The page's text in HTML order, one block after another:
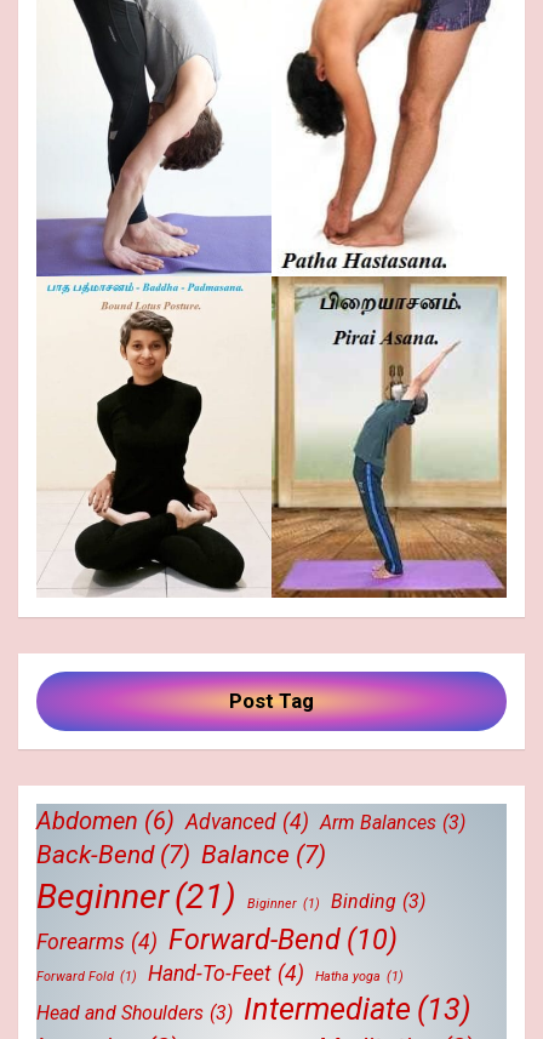
Post Tag
Abdomen (6) Advanced (4) Arm Balances (3)
Back-Bend (7) Balance (7)
Beginner(21) Biginner (1) Binding (3)
Forearms (4) Forward-Bend (10)
Forward Fold (1) Hand-To-Feet (4) Hatha yoga (1)
Head and Shoulders (3) Intermediate (13)